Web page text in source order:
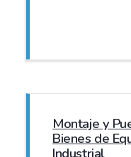
Montaje y
Bienes de
Industrial